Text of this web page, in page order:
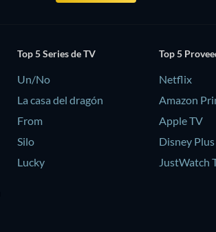
Top 5 Series de TV
Un/No
La casa del dragón
From
Silo
Lucky
Top 5
Netflix
Amazon
Apple TV
Disney Plus
JustWatch